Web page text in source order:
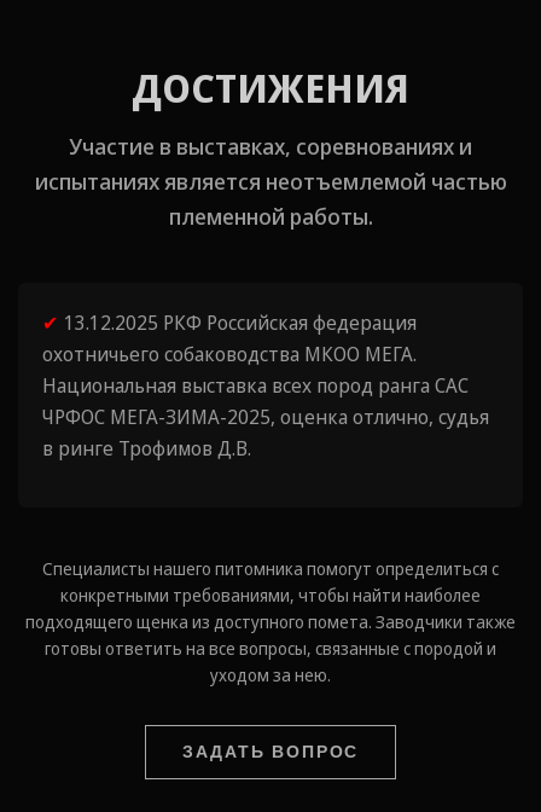
ДОСТИЖЕНИЯ
Участие в выставках, соревнованиях и
испытаниях является неотъемлемой частью
племенной работы.
✔ 13.12.2025 РКФ Российская федерация
охотничьего собаководства МКОО МЕГА.
Национальная выставка всех пород ранга САС
ЧРФОС МЕГА-ЗИМА-2025, оценка отлично, судья
в ринге Трофимов Д.В.
Специалисты нашего питомника помогут определиться с
конкретными требованиями, чтобы найти наиболее
подходящего щенка из доступного помета. Заводчики также
готовы ответить на все вопросы, связанные с породой и
уходом за нею.
ЗАДАТЬ ВОПРОС